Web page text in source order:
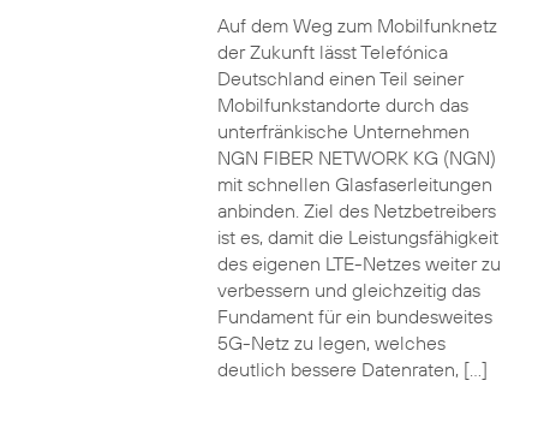
Auf dem Weg zum Mobilfunknetz
der Zukunft lässt Telefónica
Deutschland einen Teil seiner
Mobilfunkstandorte durch das
unterfränkische Unternehmen
NGN FIBER NETWORK KG (NGN)
mit schnellen Glasfaserleitungen
anbinden. Ziel des Netzbetreibers
ist es, damit die Leistungsfähigkeit
des eigenen LTE-Netzes weiter zu
verbessern und gleichzeitig das
Fundament für ein bundesweites
5G-Netz zu legen, welches
deutlich bessere Datenraten, […]